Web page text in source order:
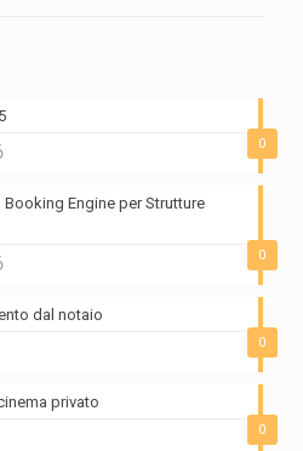
0
0
Engine per Strutture
0
dal notaio
0
privato